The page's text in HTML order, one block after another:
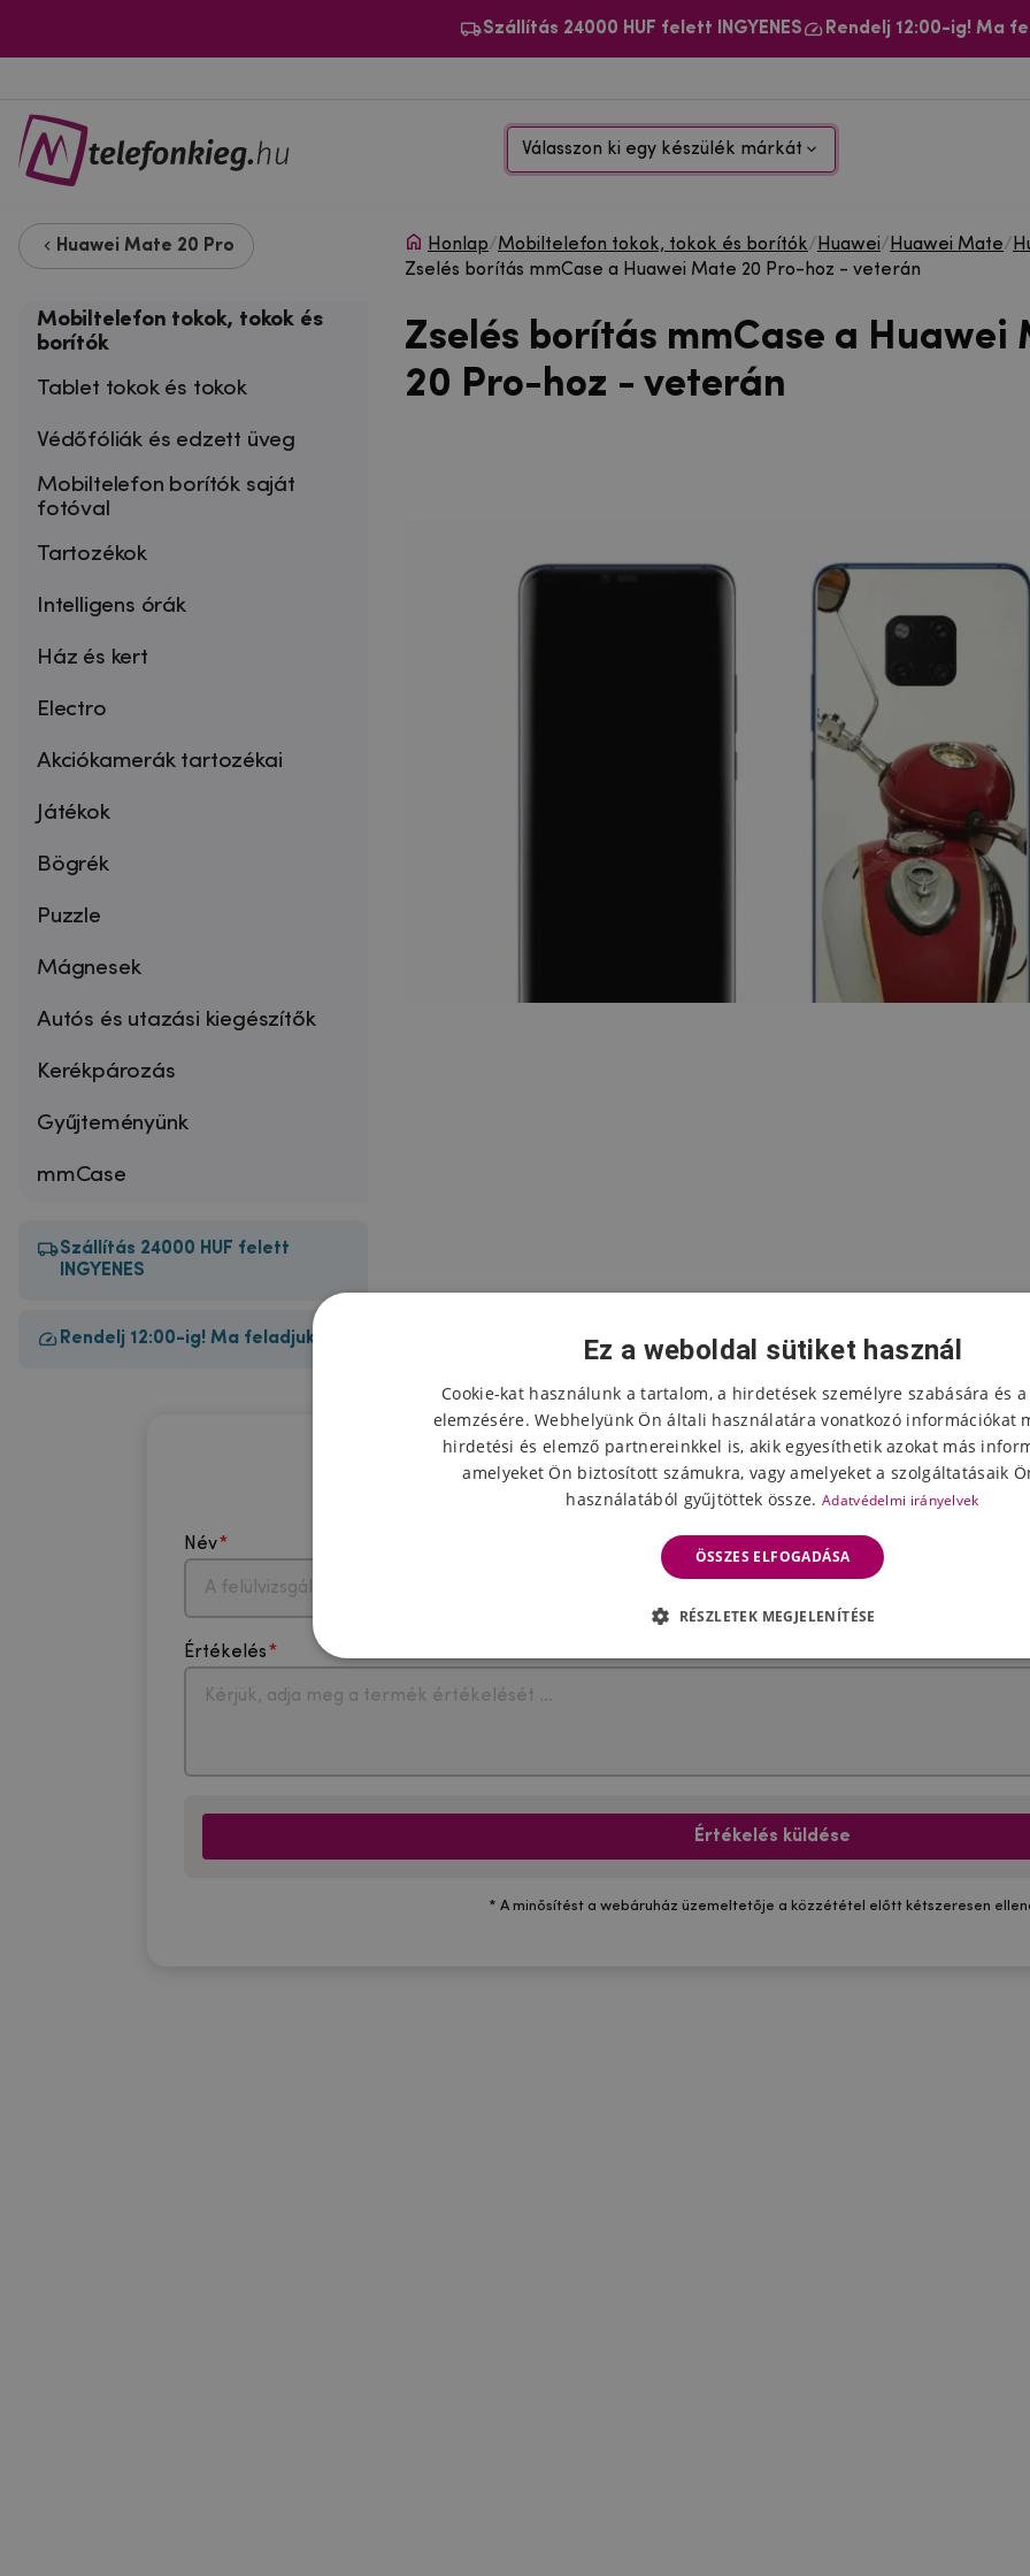
Szállítás 24000 HUF felett INGYENES Rendelj 12:00-ig! Ma
Válasszon ki egy készülék márkát
Huawei Mate 20 Pro
Mobiltelefon tokok, tokok és
borítók
Tablet tokok és tokok
Védőfóliák és edzett üveg
Mobiltelefon borítók saját
fotóval
Tartozékok
Intelligens órák
Ház és kert
Electro
Akciókamerák tartozékai
Játékok
Bögrék
Puzzle
Mágnesek
Autós és utazási kiegészítők
Kerékpározás
Gyűjteményünk
mmCase
Szállítás 24000 HUF felett
INGYENES
Rendelj 12:00-ig! Ma feladjuk!
Honlap/Mobiltelefon tokok, tokok és borítók/ Huawei/ Huawei Mate/
Zselés borítás mmCase a Huawei Mate 20 Pro-hoz - veterán
Zselés borítás mmCase a Huawei
20 Pro-hoz - veterán
A termék értékelése
Név Válassza ki a csillagok számát
Értékelés
Értékelés küldése
* A minősítést a webáruház üzemeltetője a közzététel előtt kétszeresen
Ez a weboldal sütiket használ
Cookie-kat használunk a tartalom, a hirdetések személyre szabására és
elemzésére. Webhelyünk Ön általi használatára vonatkozó információkat
hirdetési és elemző partnereinkkel is, akik egyesíthetik azokat más
amelyeket Ön biztosított számukra, vagy amelyeket a szolgáltatásaik
használatából gyűjtöttek össze. Adatvédelmi irányelvek
ÖSSZES ELFOGADÁSA
RÉSZLETEK MEGJELENÍTÉSE